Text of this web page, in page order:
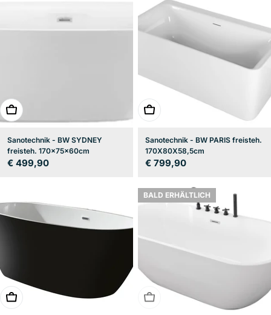
In den Warenkorb
Sanotechnik - BW SYDNEY
freisteh. 170x75x60cm
Regulärer
€ 499,90
In den Warenkorb
Sanotechnik - BW PARIS freisteh.
170X80X58,5cm
Regulärer
€ 799,90
In den Warenkorb
BALD ERHÄLTLICH
BALD ERHÄLTLICH